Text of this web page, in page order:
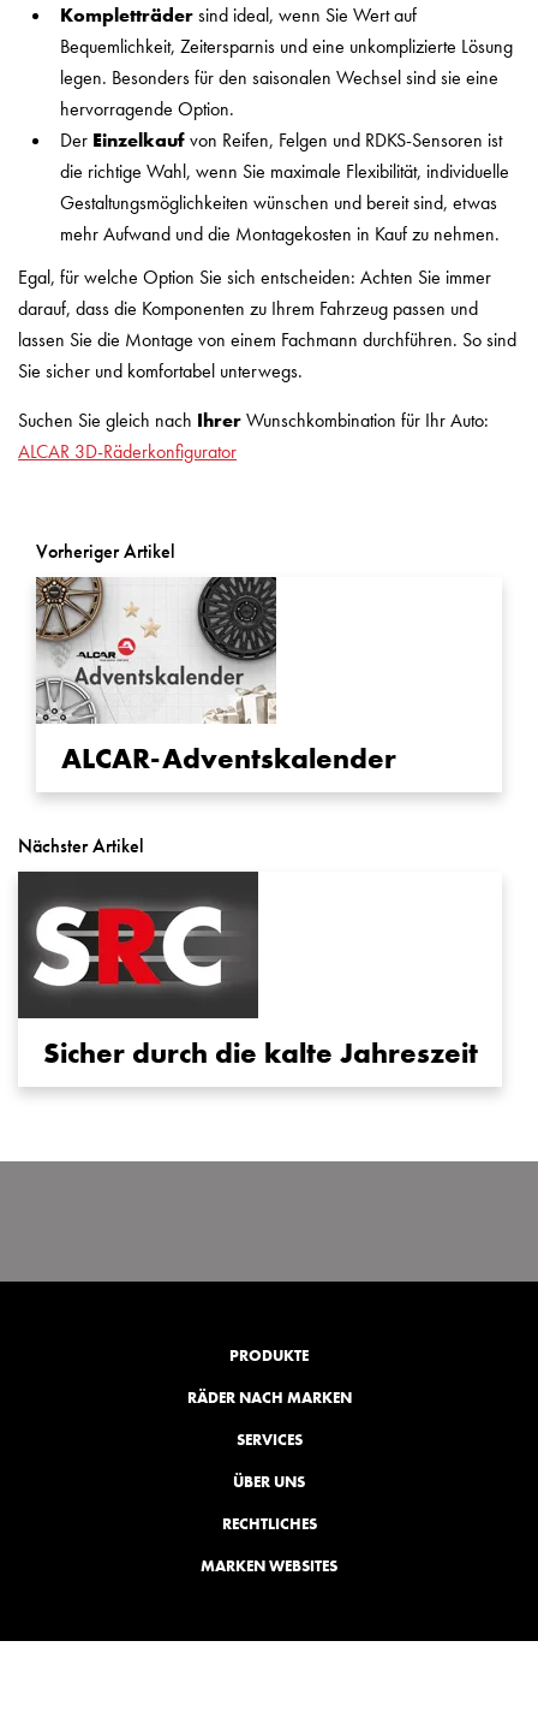
Kompletträdersind ideal, wenn Sie Wert auf
Bequemlichkeit, Zeitersparnis und eine unkomplizierte Lösung
legen. Besonders für den saisonalen Wechsel sind sie eine
hervorragende Option.
Der Einzelkaufvon Reifen, Felgen und RDKS-Sensoren ist
die richtige Wahl, wenn Sie maximale Flexibilität, individuelle
Gestaltungsmöglichkeiten wünschen und bereit sind, etwas
mehr Aufwand und die Montagekosten in Kauf zu nehmen.
Egal, für welche Option Sie sich entscheiden: Achten Sie immer
darauf, dass die Komponenten zu Ihrem Fahrzeug passen und
lassen Sie die Montage von einem Fachmann durchführen. So sind
Sie sicher und komfortabel unterwegs.
Suchen Sie gleich nach IhrerWunschkombination für Ihr Auto:
ALCAR 3D-Räderkonfigurator
Vorheriger Artikel
ALCAR-Adventskalender
Nächster Artikel
Sicher durch die kalte Jahreszeit
PRODUKTE
RÄDER NACH MARKEN
SERVICES
ÜBER UNS
RECHTLICHES
MARKEN WEBSITES